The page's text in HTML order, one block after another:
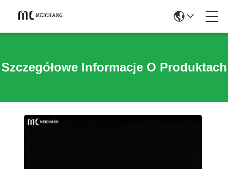
Szczegółowe Informacje O Produktach